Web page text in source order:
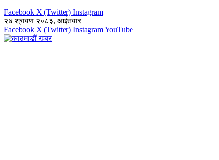
Facebook X (Twitter) Instagram
२४ श्रावण २०८३, आईतवार
Facebook X (Twitter) InstagramYouTube